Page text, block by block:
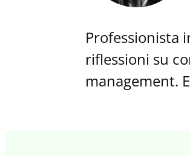
Professionista
riflessioni su
management.